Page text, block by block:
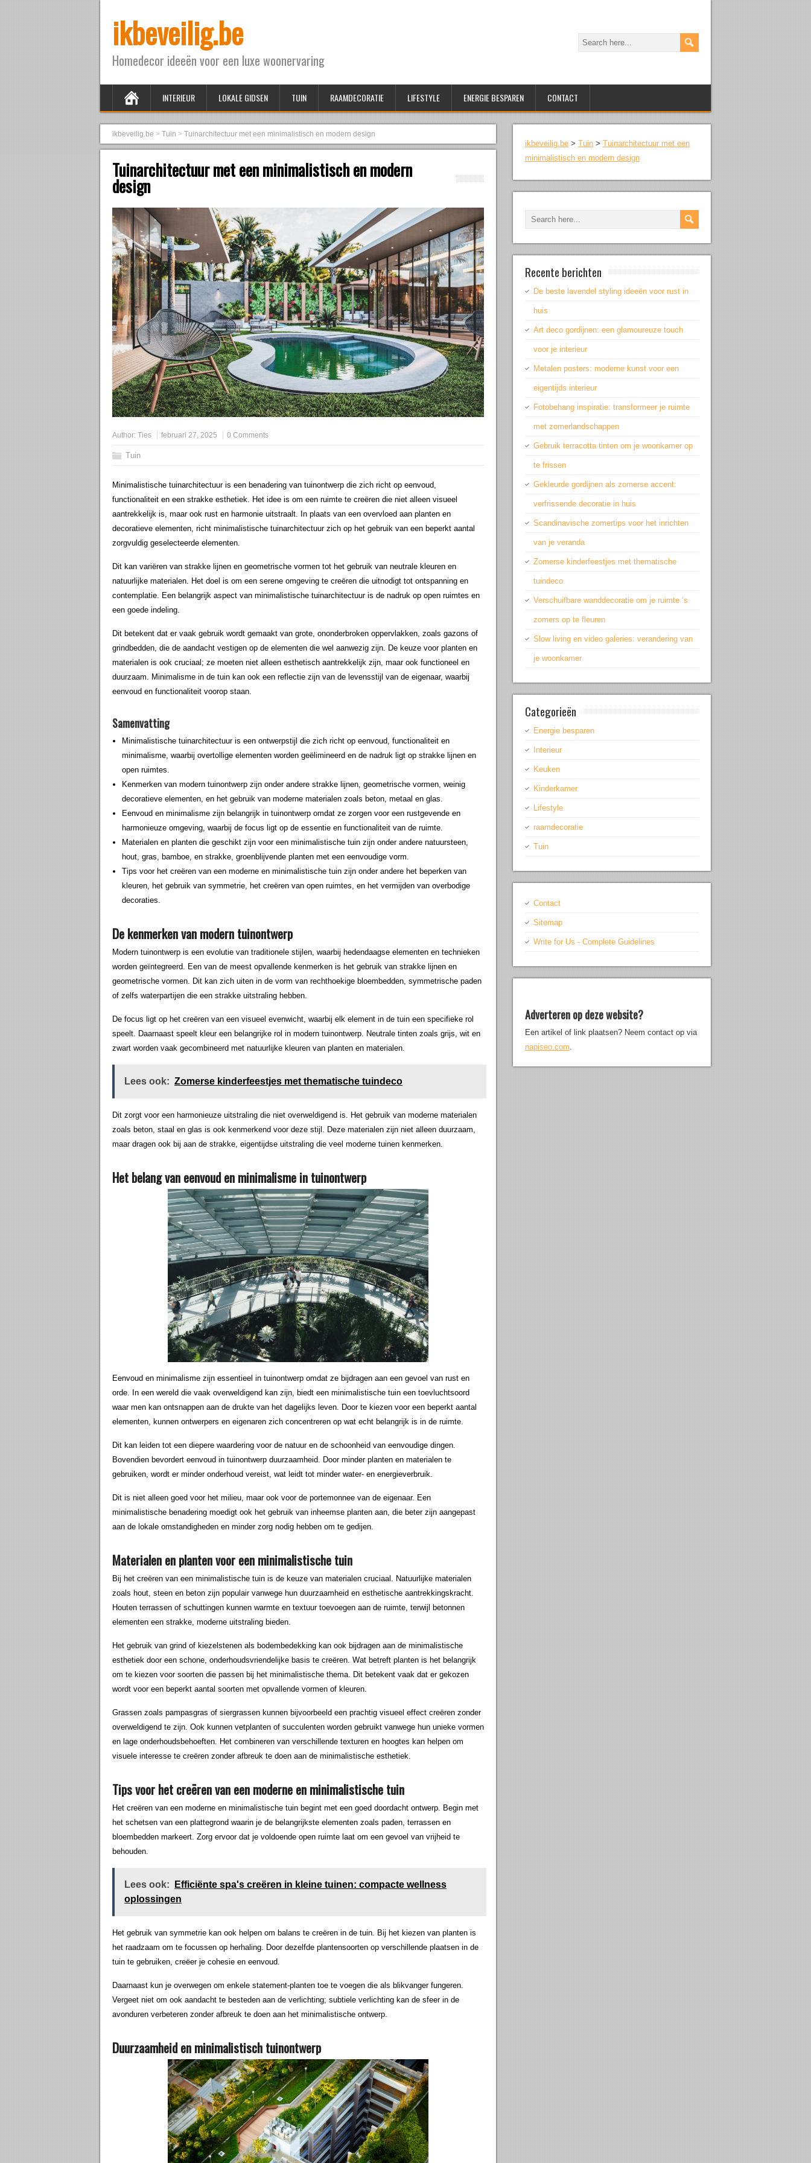
ikbeveilig.be
Homedecor ideeën voor een luxe woonervaring
INTERIEUR LOKALE GIDSEN TUIN RAAMDECORATIE LIFESTYLE ENERGIE BESPAREN CONTACT
ikbeveilig.be > Tuin > Tuinarchitectuur met een minimalistisch en modern design
Tuinarchitectuur met een minimalistisch en modern
design
Author: Ties februari 27, 2025 0 Comments
Tuin
Minimalistische tuinarchitectuur is een benadering van tuinontwerp die zich richt op eenvoud,
functionaliteit en een strakke esthetiek. Het idee is om een ruimte te creëren die niet alleen visueel
aantrekkelijk is, maar ook rust en harmonie uitstraalt. In plaats van een overvloed aan planten en
decoratieve elementen, richt minimalistische tuinarchitectuur zich op het gebruik van een beperkt aantal
zorgvuldig geselecteerde elementen.
Dit kan variëren van strakke lijnen en geometrische vormen tot het gebruik van neutrale kleuren en
natuurlijke materialen. Het doel is om een serene omgeving te creëren die uitnodigt tot ontspanning en
contemplatie. Een belangrijk aspect van minimalistische tuinarchitectuur is de nadruk op open ruimtes en
een goede indeling.
Dit betekent dat er vaak gebruik wordt gemaakt van grote, ononderbroken oppervlakken, zoals gazons of
grindbedden, die de aandacht vestigen op de elementen die wel aanwezig zijn. De keuze voor planten en
materialen is ook cruciaal; ze moeten niet alleen esthetisch aantrekkelijk zijn, maar ook functioneel en
duurzaam. Minimalisme in de tuin kan ook een reflectie zijn van de levensstijl van de eigenaar, waarbij
eenvoud en functionaliteit voorop staan.
Samenvatting
Minimalistische tuinarchitectuur is een ontwerpstijl die zich richt op eenvoud, functionaliteit en
minimalisme, waarbij overtollige elementen worden geëlimineerd en de nadruk ligt op strakke lijnen en
open ruimtes.
Kenmerken van modern tuinontwerp zijn onder andere strakke lijnen, geometrische vormen, weinig
decoratieve elementen, en het gebruik van moderne materialen zoals beton, metaal en glas.
Eenvoud en minimalisme zijn belangrijk in tuinontwerp omdat ze zorgen voor een rustgevende en
harmonieuze omgeving, waarbij de focus ligt op de essentie en functionaliteit van de ruimte.
Materialen en planten die geschikt zijn voor een minimalistische tuin zijn onder andere natuursteen,
hout, gras, bamboe, en strakke, groenblijvende planten met een eenvoudige vorm.
Tips voor het creëren van een moderne en minimalistische tuin zijn onder andere het beperken van
kleuren, het gebruik van symmetrie, het creëren van open ruimtes, en het vermijden van overbodige
decoraties.
De kenmerken van modern tuinontwerp
Modern tuinontwerp is een evolutie van traditionele stijlen, waarbij hedendaagse elementen en technieken
worden geïntegreerd. Een van de meest opvallende kenmerken is het gebruik van strakke lijnen en
geometrische vormen. Dit kan zich uiten in de vorm van rechthoekige bloembedden, symmetrische paden
of zelfs waterpartijen die een strakke uitstraling hebben.
De focus ligt op het creëren van een visueel evenwicht, waarbij elk element in de tuin een specifieke rol
speelt. Daarnaast speelt kleur een belangrijke rol in modern tuinontwerp. Neutrale tinten zoals grijs, wit en
zwart worden vaak gecombineerd met natuurlijke kleuren van planten en materialen.
Lees ook: Zomerse kinderfeestjes met thematische tuindeco
Dit zorgt voor een harmonieuze uitstraling die niet overweldigend is. Het gebruik van moderne materialen
zoals beton, staal en glas is ook kenmerkend voor deze stijl. Deze materialen zijn niet alleen duurzaam,
maar dragen ook bij aan de strakke, eigentijdse uitstraling die veel moderne tuinen kenmerken.
Het belang van eenvoud en minimalisme in tuinontwerp
Eenvoud en minimalisme zijn essentieel in tuinontwerp omdat ze bijdragen aan een gevoel van rust en
orde. In een wereld die vaak overweldigend kan zijn, biedt een minimalistische tuin een toevluchtsoord
waar men kan ontsnappen aan de drukte van het dagelijks leven. Door te kiezen voor een beperkt aantal
elementen, kunnen ontwerpers en eigenaren zich concentreren op wat echt belangrijk is in de ruimte.
Dit kan leiden tot een diepere waardering voor de natuur en de schoonheid van eenvoudige dingen.
Bovendien bevordert eenvoud in tuinontwerp duurzaamheid. Door minder planten en materialen te
gebruiken, wordt er minder onderhoud vereist, wat leidt tot minder water- en energieverbruik.
Dit is niet alleen goed voor het milieu, maar ook voor de portemonnee van de eigenaar. Een
minimalistische benadering moedigt ook het gebruik van inheemse planten aan, die beter zijn aangepast
aan de lokale omstandigheden en minder zorg nodig hebben om te gedijen.
Materialen en planten voor een minimalistische tuin
Bij het creëren van een minimalistische tuin is de keuze van materialen cruciaal. Natuurlijke materialen
zoals hout, steen en beton zijn populair vanwege hun duurzaamheid en esthetische aantrekkingskracht.
Houten terrassen of schuttingen kunnen warmte en textuur toevoegen aan de ruimte, terwijl betonnen
elementen een strakke, moderne uitstraling bieden.
Het gebruik van grind of kiezelstenen als bodembedekking kan ook bijdragen aan de minimalistische
esthetiek door een schone, onderhoudsvriendelijke basis te creëren. Wat betreft planten is het belangrijk
om te kiezen voor soorten die passen bij het minimalistische thema. Dit betekent vaak dat er gekozen
wordt voor een beperkt aantal soorten met opvallende vormen of kleuren.
Grassen zoals pampasgras of siergrassen kunnen bijvoorbeeld een prachtig visueel effect creëren zonder
overweldigend te zijn. Ook kunnen vetplanten of succulenten worden gebruikt vanwege hun unieke vormen
en lage onderhoudsbehoeften. Het combineren van verschillende texturen en hoogtes kan helpen om
visuele interesse te creëren zonder afbreuk te doen aan de minimalistische esthetiek.
Tips voor het creëren van een moderne en minimalistische tuin
Het creëren van een moderne en minimalistische tuin begint met een goed doordacht ontwerp. Begin met
het schetsen van een plattegrond waarin je de belangrijkste elementen zoals paden, terrassen en
bloembedden markeert. Zorg ervoor dat je voldoende open ruimte laat om een gevoel van vrijheid te
behouden.
Lees ook:
Efficiënte spa's creëren in kleine tuinen: compacte wellness
oplossingen
Het gebruik van symmetrie kan ook helpen om balans te creëren in de tuin. Bij het kiezen van planten is
het raadzaam om te focussen op herhaling. Door dezelfde plantensoorten op verschillende plaatsen in de
tuin te gebruiken, creëer je cohesie en eenvoud.
Daarnaast kun je overwegen om enkele statement-planten toe te voegen die als blikvanger fungeren.
Vergeet niet om ook aandacht te besteden aan de verlichting; subtiele verlichting kan de sfeer in de
avonduren verbeteren zonder afbreuk te doen aan het minimalistische ontwerp.
Duurzaamheid en minimalistisch tuinontwerp
ikbeveilig.be > Tuin > Tuinarchitectuur met een
minimalistisch en modern design
Recente berichten
De beste lavendel styling ideeën voor rust in
huis
Art deco gordijnen: een glamoureuze touch
voor je interieur
Metalen posters: moderne kunst voor een
eigentijds interieur
Fotobehang inspiratie: transformeer je ruimte
met zomerlandschappen
Gebruik terracotta tinten om je woonkamer op
te frissen
Gekleurde gordijnen als zomerse accent:
verfrissende decoratie in huis
Scandinavische zomertips voor het inrichten
van je veranda
Zomerse kinderfeestjes met thematische
tuindeco
Verschuifbare wanddecoratie om je ruimte ’s
zomers op te fleuren
Slow living en video galeries: verandering van
je woonkamer
Categorieën
Energie besparen
Interieur
Keuken
Kinderkamer
Lifestyle
raamdecoratie
Tuin
Contact
Sitemap
Write for Us - Complete Guidelines
Adverteren op deze website?
Een artikel of link plaatsen? Neem contact op via
napiseo.com.